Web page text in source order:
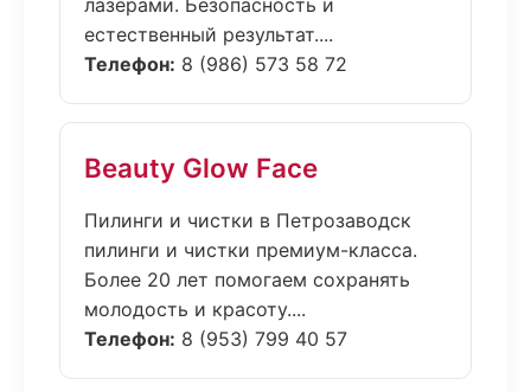
лазерами. Безопасность и
естественный результат....
Телефон: 8 (986) 573 58 72
Beauty Glow Face
Пилинги и чистки в Петрозаводск
пилинги и чистки премиум-класса.
Более 20 лет помогаем сохранять
молодость и красоту....
Телефон: 8 (953) 799 40 57